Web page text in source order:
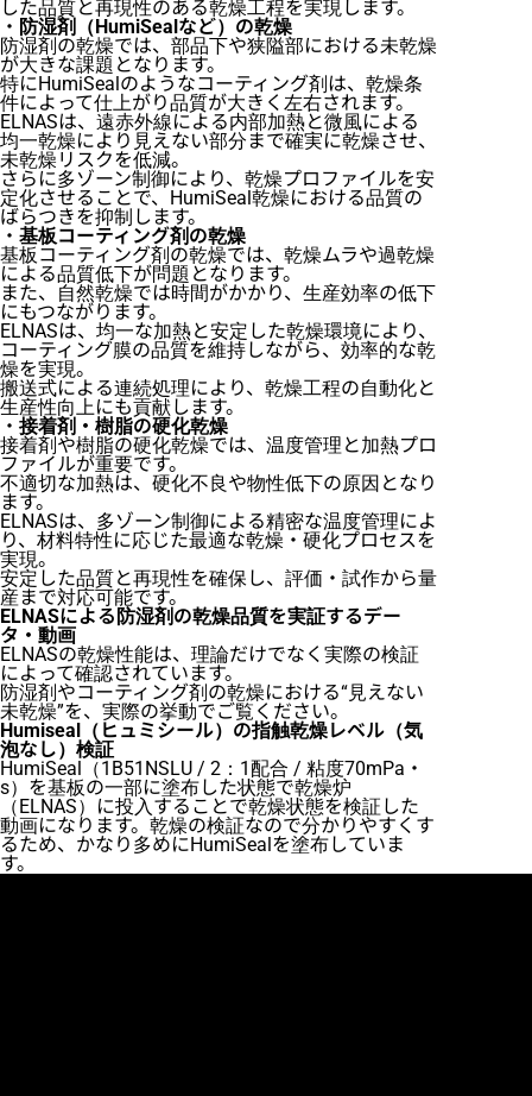
した品質と再現性のある乾燥工程を実現します。
・ 防湿剤（HumiSealなど）の乾燥
防湿剤の乾燥では、部品下や狭隘部における未乾燥
が大きな課題となります。
特にHumiSealのようなコーティング剤は、乾燥条
件によって仕上がり品質が大きく左右されます。
ELNASは、遠赤外線による内部加熱と微風による
均一乾燥により見えない部分まで確実に乾燥させ、
未乾燥リスクを低減。
さらに多ゾーン制御により、乾燥プロファイルを安
定化させることで、HumiSeal乾燥における品質の
ばらつきを抑制します。
・ 基板コーティング剤の乾燥
基板コーティング剤の乾燥では、乾燥ムラや過乾燥
による品質低下が問題となります。
また、自然乾燥では時間がかかり、生産効率の低下
にもつながります。
ELNASは、均一な加熱と安定した乾燥環境により、
コーティング膜の品質を維持しながら、効率的な乾
燥を実現。
搬送式による連続処理により、乾燥工程の自動化と
生産性向上にも貢献します。
・ 接着剤・樹脂の硬化乾燥
接着剤や樹脂の硬化乾燥では、温度管理と加熱プロ
ファイルが重要です。
不適切な加熱は、硬化不良や物性低下の原因となり
ます。
ELNASは、多ゾーン制御による精密な温度管理によ
り、材料特性に応じた最適な乾燥・硬化プロセスを
実現。
安定した品質と再現性を確保し、評価・試作から量
産まで対応可能です。
ELNASによる防湿剤の乾燥品質を実証するデー
タ・動画
ELNASの乾燥性能は、理論だけでなく実際の検証
によって確認されています。
防湿剤やコーティング剤の乾燥における“見えない
未乾燥”を、実際の挙動でご覧ください。
Humiseal（ヒュミシール）の指触乾燥レベル（気
泡なし）検証
HumiSeal（1B51NSLU / 2：1配合 / 粘度70mPa・
s）を基板の一部に塗布した状態で乾燥炉
（ELNAS）に投入することで乾燥状態を検証した
動画になります。乾燥の検証なので分かりやすくす
るため、かなり多めにHumiSealを塗布していま
す。